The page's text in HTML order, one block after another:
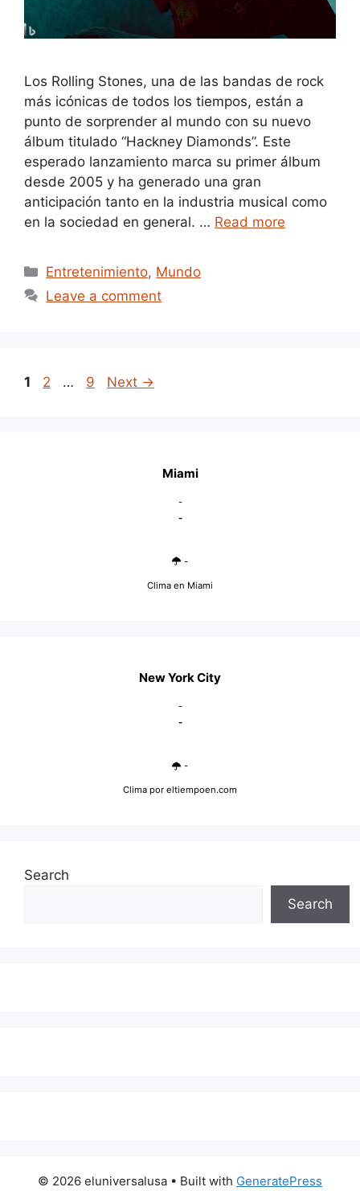
Los Rolling Stones, una de las bandas de rock
más icónicas de todos los tiempos, están a
punto de sorprender al mundo con su nuevo
álbum titulado “Hackney Diamonds”. Este
esperado lanzamiento marca su primer álbum
desde 2005 y ha generado una gran
anticipación tanto en la industria musical como
en la sociedad en general. … Read more
Categories
Entretenimiento, Mundo
Leave a comment
Page
1 Page
2 … Page
9 Next →
Miami
-
-
-
Clima en Miami
New York City
-
-
-
Clima por eltiempoen.com
Search
Search
© 2026 eluniversalusa • Built with GeneratePress